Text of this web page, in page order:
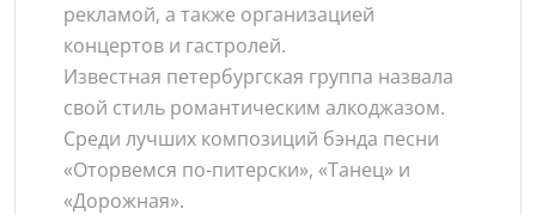
рекламой, а также организацией
концертов и гастролей.
Известная петербургская группа назвала
свой стиль романтическим алкоджазом.
Среди лучших композиций бэнда песни
«Оторвемся по-питерски», «Танец» и
«Дорожная».